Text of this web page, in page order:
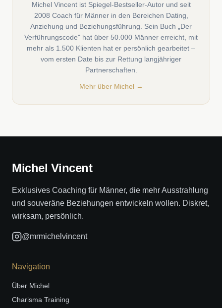
Michel Vincent ist Spiegel-Bestseller-Autor und seit
2008 Coach für Männer in den Bereichen Dating,
Anziehung und Beziehungsführung. Sein Buch „Der
Verführungscode" hat über 50.000 Männer erreicht, mit
mehr als 1.500 Klienten hat er persönlich gearbeitet –
vom ersten Date bis zur Rettung langjähriger
Partnerschaften.
Mehr über Michel →
Michel Vincent
Exklusives Coaching für Männer, die mehr Ausstrahlung
und souveräne Beziehungen entwickeln wollen. Diskret,
wirksam, persönlich.
@mrmichelvincent
Navigation
Über Michel
Charisma Training